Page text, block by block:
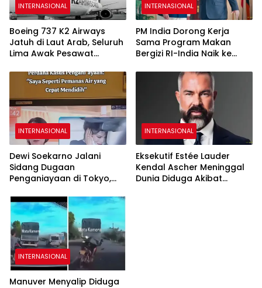
INTERNASIONAL
Boeing 737 K2 Airways
Jatuh di Laut Arab, Seluruh
Lima Awak Pesawat
INTERNASIONAL
PM India Dorong Kerja
Sama Program Makan
Bergizi RI-India Naik ke
INTERNASIONAL
Dewi Soekarno Jalani
Sidang Dugaan
Penganiayaan di Tokyo,
Emosi
INTERNASIONAL
Eksekutif Estée Lauder
Kendal Ascher Meninggal
Dunia Diduga Akibat
INTERNASIONAL
Manuver Menyalip Diduga